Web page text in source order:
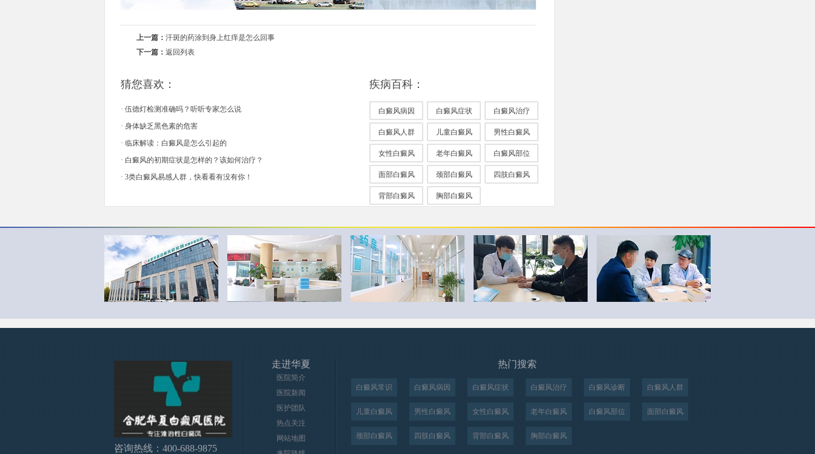
上一篇： 汗斑的药涂到身上红痒是怎么回事
下一篇： 返回列表
猜您喜欢：
· 伍德灯检测准确吗？听听专家怎么说
· 身体缺乏黑色素的危害
· 临床解读：白癜风是怎么引起的
· 白癜风的初期症状是怎样的？该如何治疗？
· 3类白癜风易感人群，快看看有没有你！
疾病百科：
白癜风病因 白癜风症状 白癜风治疗
白癜风人群 儿童白癜风 男性白癜风
女性白癜风 老年白癜风 白癜风部位
面部白癜风 颈部白癜风 四肢白癜风
背部白癜风 胸部白癜风
咨询热线：400-688-9875
走进华夏
医院简介
医院新闻
医护团队
热点关注
网站地图
热门搜索
白癜风常识 白癜风病因 白癜风症状 白癜风治疗 白癜风诊断 白癜风人群
儿童白癜风 男性白癜风 女性白癜风 老年白癜风 白癜风部位 面部白癜风
颈部白癜风 四肢白癜风 背部白癜风 胸部白癜风